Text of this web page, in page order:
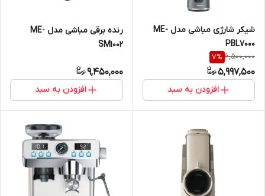
شیکر شارژی مباشی مدل ME-
PBL7000
6,500,000
7%
5,997,500
افزودن به سبد
رنده برقی مباشی مدل ME-
SM1002
9,450,000
افزودن به سبد